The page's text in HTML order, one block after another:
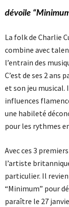
dévoile
La folk de Charlie
combine avec
l’entrain des
C’est de ses 2 ans
et son jeu musical.
influences
une habileté
pour les rythmes
Avec ces 3
l’artiste
particulier. Il
“Minimum” pour
paraître le 27